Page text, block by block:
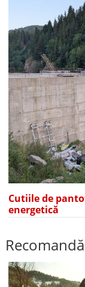
Cutiile de
energetică